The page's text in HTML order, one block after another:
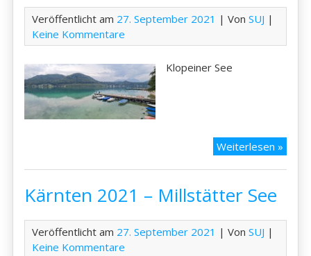
Veröffentlicht am 27. September 2021 | VonSUJ |
Keine Kommentare
Klopeiner See
Weiterlesen »
Kärnten 2021 – Millstätter See
Veröffentlicht am 27. September 2021 | VonSUJ |
Keine Kommentare